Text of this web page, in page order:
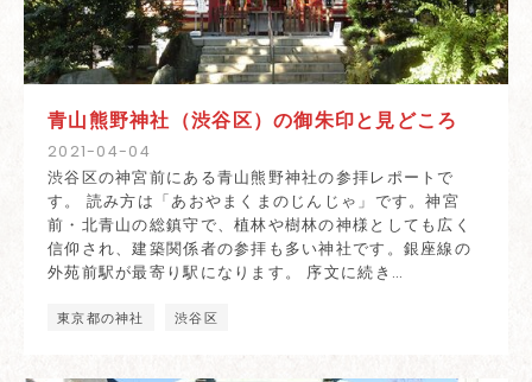
2021-04-04
青山熊野神社（渋谷区）の御朱印と見どころ
東京都の神社 渋谷区
渋谷区の神宮前にある青山熊野神社の参拝レポートで
す。 読み方は「あおやまくまのじんじゃ」です。神宮
前・北青山の総鎮守で、植林や樹林の神様としても広く
信仰され、建築関係者の参拝も多い神社です。銀座線の
外苑前駅が最寄り駅になります。 序文に続き…